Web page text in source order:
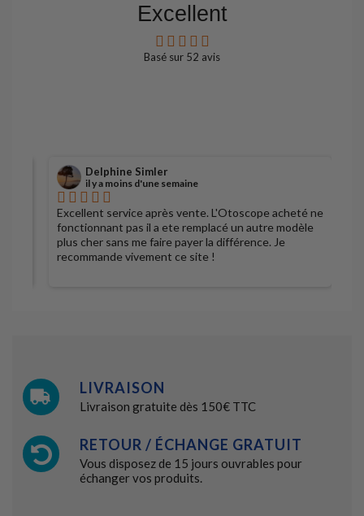
Excellent
Basé sur 52 avis
Delphine Simler
il y a moins d'une semaine
Excellent service après vente. L'Otoscope acheté ne
fonctionnant pas il a ete remplacé un autre modèle
plus cher sans me faire payer la différence. Je
recommande vivement ce site !
LIVRAISON
Livraison gratuite dès 150€ TTC
RETOUR / ÉCHANGE GRATUIT
Vous disposez de 15 jours ouvrables pour
échanger vos produits.